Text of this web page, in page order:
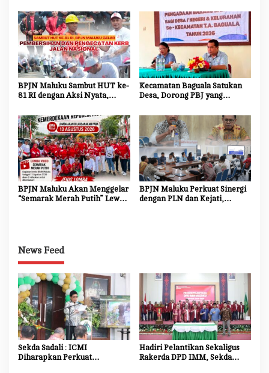
untuk Kemajuan Daerah
Jadi Agen Perubahan dan
Mitra Strategis Pemerintah
BPJN Maluku Sambut HUT ke-
81 RI dengan Aksi Nyata,
Jalan Nasional
Kecamatan Baguala Satukan
Desa, Dorong PBJ yang
BPJN Maluku Akan Menggelar
“Semarak Merah Putih” Lewat
BPJN Maluku Perkuat Sinergi
dengan PLN dan Kejati,
News Feed
Sekda Sadali : ICMI
Diharapkan Perkuat
Hadiri Pelantikan Sekaligus
Rakerda DPD IMM, Sekda